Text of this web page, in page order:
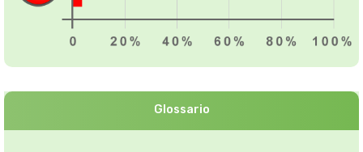
Glossario